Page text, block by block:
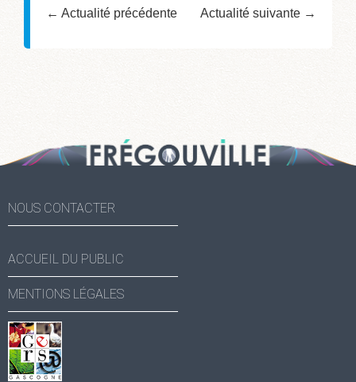
← Actualité précédente Actualité suivante →
NOUS CONTACTER
ACCUEIL DU PUBLIC
MENTIONS LÉGALES